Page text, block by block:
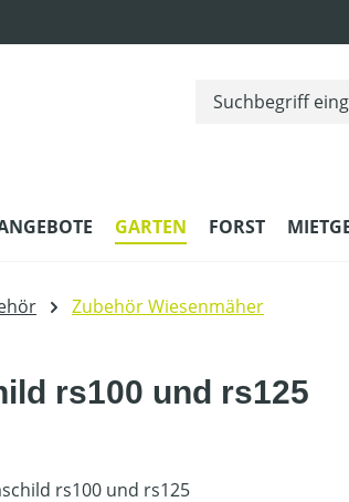
GARTEN FORST
Zubehör Wiesenmäher
rs100 und rs125